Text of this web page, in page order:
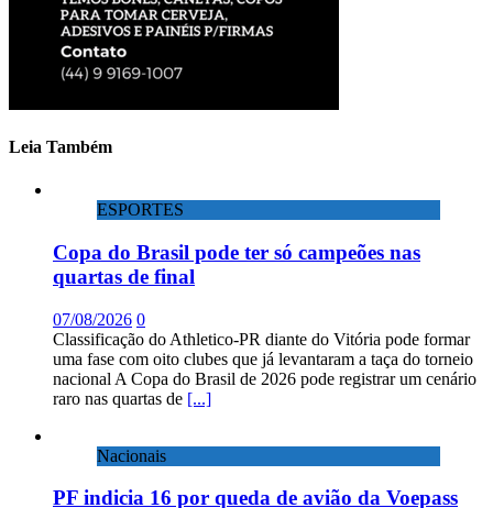
Leia Também
ESPORTES
Copa do Brasil pode ter só campeões nas
quartas de final
07/08/2026 0
Classificação do Athletico-PR diante do Vitória pode formar
uma fase com oito clubes que já levantaram a taça do torneio
nacional A Copa do Brasil de 2026 pode registrar um cenário
raro nas quartas de [...]
Nacionais
PF indicia 16 por queda de avião da Voepass